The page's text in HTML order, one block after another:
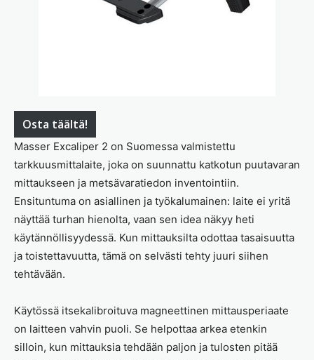
Osta täältä!
Masser Excaliper 2 on Suomessa valmistettu
tarkkuusmittalaite, joka on suunnattu katkotun puutavaran
mittaukseen ja metsävaratiedon inventointiin.
Ensituntuma on asiallinen ja työkalumainen: laite ei yritä
näyttää turhan hienolta, vaan sen idea näkyy heti
käytännöllisyydessä. Kun mittauksilta odottaa tasaisuutta
ja toistettavuutta, tämä on selvästi tehty juuri siihen
tehtävään.
Käytössä itsekalibroituva magneettinen mittausperiaate
on laitteen vahvin puoli. Se helpottaa arkea etenkin
silloin, kun mittauksia tehdään paljon ja tulosten pitää